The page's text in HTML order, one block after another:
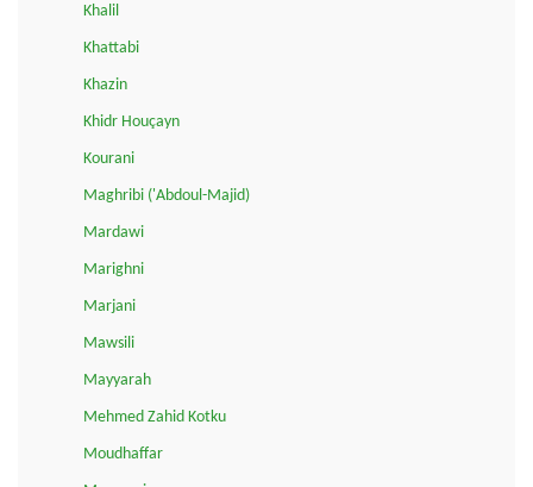
Khalil
Khattabi
Khazin
Khidr Houçayn
Kourani
Maghribi ('Abdoul-Majid)
Mardawi
Marighni
Marjani
Mawsili
Mayyarah
Mehmed Zahid Kotku
Moudhaffar